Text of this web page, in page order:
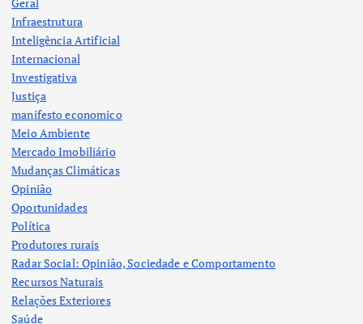
Geral
Infraestrutura
Inteligência Artificial
Internacional
Investigativa
Justiça
manifesto economico
Meio Ambiente
Mercado Imobiliário
Mudanças Climáticas
Opinião
Oportunidades
Política
Produtores rurais
Radar Social: Opinião, Sociedade e Comportamento
Recursos Naturais
Relações Exteriores
Saúde